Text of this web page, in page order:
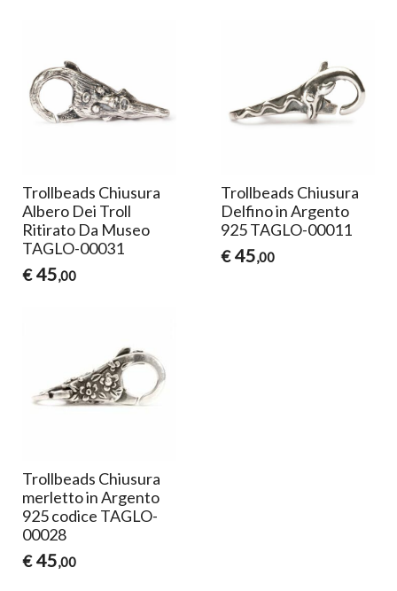
Trollbeads Chiusura
Albero Dei Troll
Ritirato Da Museo
TAGLO-00031
€ 45,00
Trollbeads Chiusura
Delfino in Argento
925 TAGLO-00011
€ 45,00
Trollbeads Chiusura
merletto in Argento
925 codice TAGLO-
00028
€ 45,00